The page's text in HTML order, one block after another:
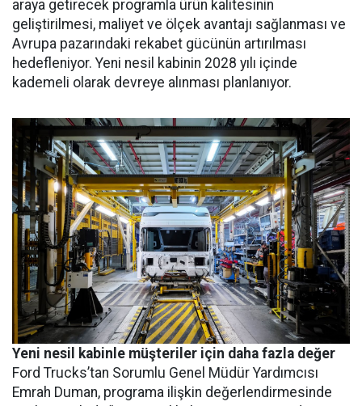
araya getirecek programla ürün kalitesinin
geliştirilmesi, maliyet ve ölçek avantajı sağlanması ve
Avrupa pazarındaki rekabet gücünün artırılması
hedefleniyor. Yeni nesil kabinin 2028 yılı içinde
kademeli olarak devreye alınması planlanıyor.
Yeni nesil kabinle müşteriler için daha fazla değer
Ford Trucks’tan Sorumlu Genel Müdür Yardımcısı
Emrah Duman, programa ilişkin değerlendirmesinde